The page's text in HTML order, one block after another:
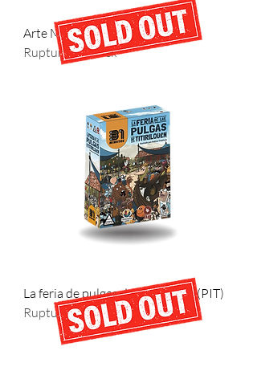
Arte Moderno (31 minutos)
Rupture de stock
La feria de pulgas de Titirilquen (PIT)
Rupture de stock